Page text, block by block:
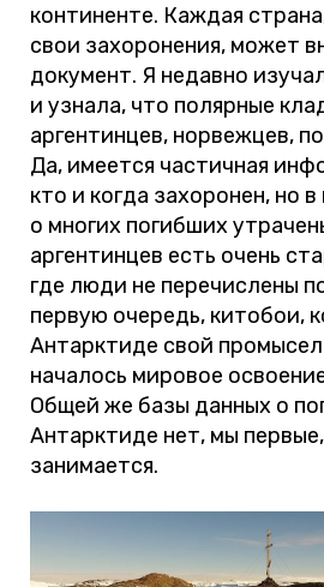
континенте. Каждая
свои захоронения, может
документ. Я недавно
и узнала, что полярные
аргентинцев, норвежцев,
Да, имеется частичная
кто и когда захоронен, но
о многих погибших
аргентинцев есть очень
где люди не перечислены
первую очередь, китобои,
Антарктиде свой промысел
началось мировое
Общей же базы данных о
Антарктиде нет, мы
занимается.